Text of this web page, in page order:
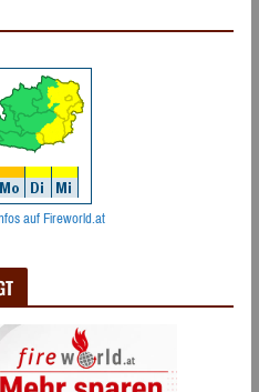
auf Fireworld.at